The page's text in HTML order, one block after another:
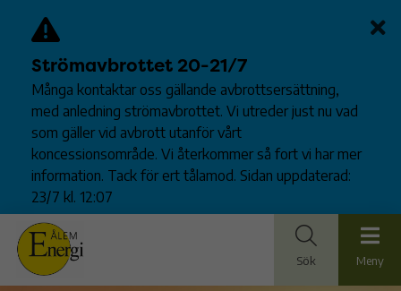
Strömavbrottet 20-21/7
Många kontaktar oss gällande avbrottsersättning,
med anledning strömavbrottet. Vi utreder just nu vad
som gäller vid avbrott utanför vårt
koncessionsområde. Vi återkommer så fort vi har mer
information. Tack för ert tålamod. Sidan uppdaterad:
23/7 kl. 12:07
Sök Meny